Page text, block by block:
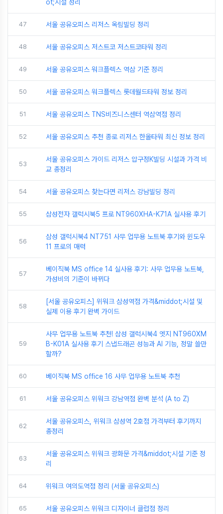
ot;시설 정리
47 서울 공유오피스 리저스 옥림빌딩 정리
48 서울 공유오피스 저스트코 저스트코타워 정리
49 서울 공유오피스 워크플렉스 역삼 기준 정리
50 서울 공유오피스 워크플렉스 롯데월드타워 정보 정리
51 서울 공유오피스 TNS비즈니스센터 역삼역점 정리
52 서울 공유오피스 추천 종로 리저스 한올타워 최신 정보 정리
53
서울 공유오피스 가이드 리저스 압구정K빌딩 시설과 가격 비
교 총정리
54 서울 공유오피스 찾는다면 리저스 강남빌딩 정리
55 삼성전자 갤럭시북5 프로 NT960XHA-K71A 실사용 후기
56
삼성 갤럭시북4 NT751 사무 업무용 노트북 후기와 윈도우
11 프로의 매력
57
베이직북 MS office 14 실사용 후기: 사무 업무용 노트북,
가성비의 기준이 바뀌다
58
[서울 공유오피스] 위워크 삼성역점 가격&middot;시설 및
실제 이용 후기 완벽 가이드
59
사무 업무용 노트북 추천! 삼성 갤럭시북4 엣지 NT960XM
B-K01A 실사용 후기 스냅드래곤 성능과 AI 기능, 정말 쓸만
할까?
60 베이직북 MS office 16 사무 업무용 노트북 추천
61 서울 공유오피스 위워크 강남역점 완벽 분석 (A to Z)
62
서울 공유오피스, 위워크 삼성역 2호점 가격부터 후기까지
총정리
63
서울 공유오피스 위워크 광화문 가격&middot;시설 기준 정
리
64 위워크 여의도역점 정리 (서울 공유오피스)
65 서울 공유오피스 위워크 디자이너 클럽점 정리